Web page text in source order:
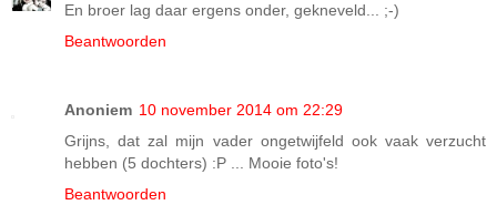
En broer lag daar ergens onder, gekneveld... ;-)
Beantwoorden
Anoniem 10 november 2014 om 22:29
Grijns, dat zal mijn vader ongetwijfeld ook vaak verzucht
hebben (5 dochters) :P ... Mooie foto's!
Beantwoorden